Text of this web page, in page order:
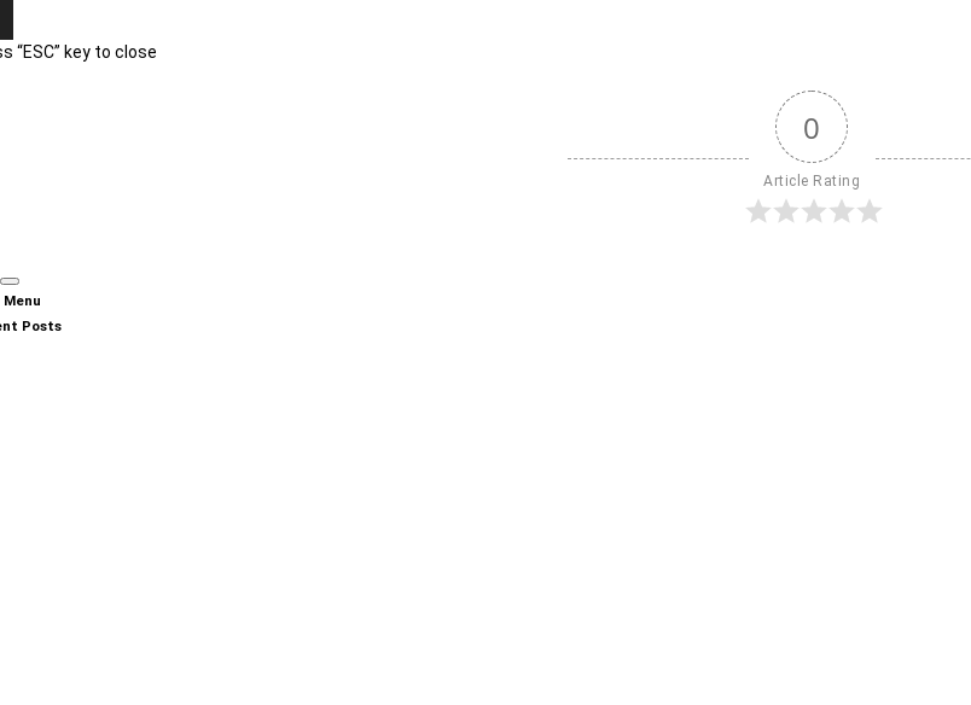
“ESC” key to close
0
Article Rating
Menu
Posts